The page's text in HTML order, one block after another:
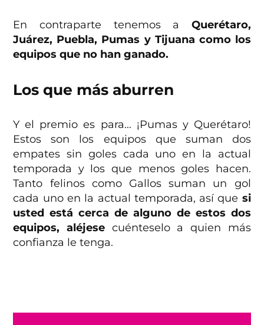
En contraparte tenemos a Querétaro,
Juárez, Puebla, Pumas y Tijuana como los
equipos que no han ganado.
Los que más aburren
Y el premio es para… ¡Pumas y Querétaro!
Estos son los equipos que suman dos
empates sin goles cada uno en la actual
temporada y los que menos goles hacen.
Tanto felinos como Gallos suman un gol
cada uno en la actual temporada, así que si
usted está cerca de alguno de estos dos
equipos, aléjese cuénteselo a quien más
confianza le tenga.